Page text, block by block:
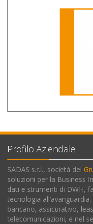
SH
Profilo Aziendale
SADAS s.r.l., società del
soluzioni per la Business
dati e strumenti di DWH,
tecnologia
bancario, assicurativo,
telecomunicazioni, e nel